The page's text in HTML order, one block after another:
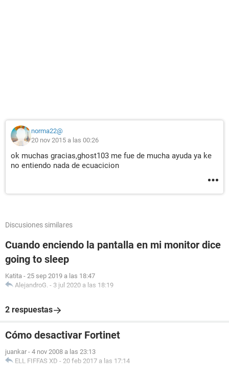
norma22@
20 nov 2015 a las 00:26
ok muchas gracias,ghost103 me fue de mucha ayuda ya ke
no entiendo nada de ecuacicion
Discusiones similares
Cuando enciendo la pantalla en mi monitor dice
going to sleep
Katita - 25 sep 2019 a las 18:47
AlejandroG. - 3 jul 2020 a las 18:19
2 respuestas
Cómo desactivar Fortinet
juankar - 4 nov 2008 a las 23:13
ELL FIFFAS XD - 20 feb 2017 a las 17:14